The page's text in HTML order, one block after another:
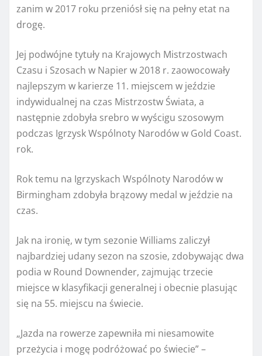
zanim w 2017 roku przeniósł się na pełny etat na
drogę.
Jej podwójne tytuły na Krajowych Mistrzostwach
Czasu i Szosach w Napier w 2018 r. zaowocowały
najlepszym w karierze 11. miejscem w jeździe
indywidualnej na czas Mistrzostw Świata, a
następnie zdobyła srebro w wyścigu szosowym
podczas Igrzysk Wspólnoty Narodów w Gold Coast.
rok.
Rok temu na Igrzyskach Wspólnoty Narodów w
Birmingham zdobyła brązowy medal w jeździe na
czas.
Jak na ironię, w tym sezonie Williams zaliczył
najbardziej udany sezon na szosie, zdobywając dwa
podia w Round Downender, zajmując trzecie
miejsce w klasyfikacji generalnej i obecnie plasując
się na 55. miejscu na świecie.
„Jazda na rowerze zapewniła mi niesamowite
przeżycia i mogę podróżować po świecie” –